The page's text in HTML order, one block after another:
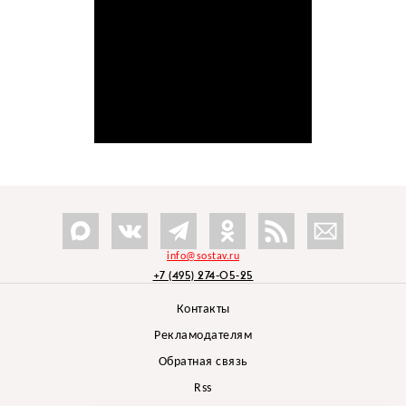
info@sostav.ru
+7 (495) 274-05-25
Контакты
Рекламодателям
Обратная связь
Rss